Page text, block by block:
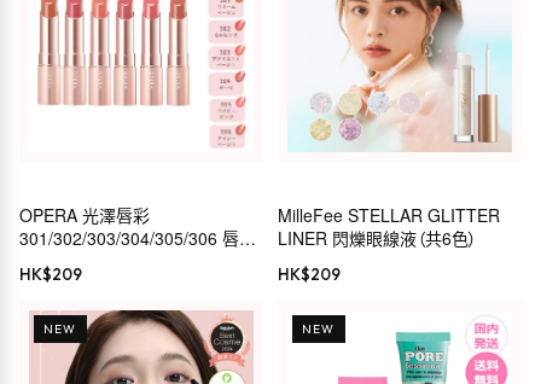
OPERA 光澤唇彩
301/302/303/304/305/306 唇膏
唇彩
HK$209
MilleFee STELLAR GLITTER
LINER 閃爍眼線液（共6色）
HK$209
NEW NEW